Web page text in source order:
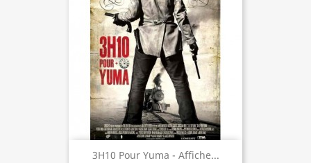
3H10 Pour Yuma - Affiche...